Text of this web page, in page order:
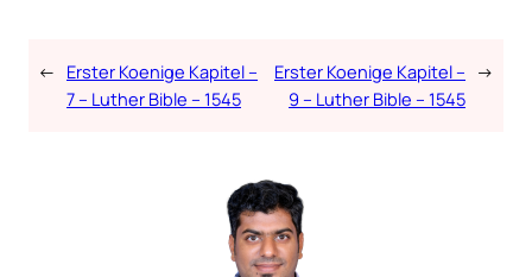
← Erster Koenige Kapitel –
7 – Luther Bible – 1545
Erster Koenige Kapitel –
9 – Luther Bible – 1545
→